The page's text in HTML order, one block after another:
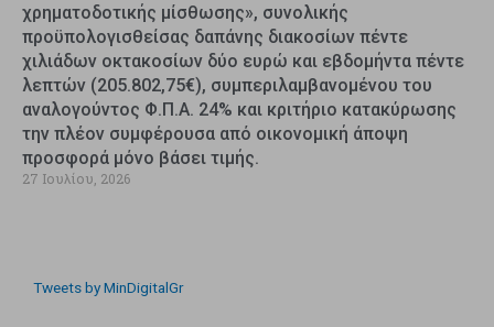
χρηματοδοτικής μίσθωσης», συνολικής
προϋπολογισθείσας δαπάνης διακοσίων πέντε
χιλιάδων οκτακοσίων δύο ευρώ και εβδομήντα πέντε
λεπτών (205.802,75€), συμπεριλαμβανομένου του
αναλογούντος Φ.Π.Α. 24% και κριτήριο κατακύρωσης
την πλέον συμφέρουσα από οικονομική άποψη
προσφορά μόνο βάσει τιμής.
27 Ιουλίου, 2026
Tweets by MinDigitalGr